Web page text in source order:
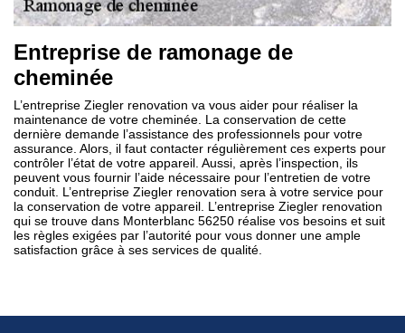
Entreprise de ramonage de
cheminée
L’entreprise Ziegler renovation va vous aider pour réaliser la
maintenance de votre cheminée. La conservation de cette
dernière demande l’assistance des professionnels pour votre
assurance. Alors, il faut contacter régulièrement ces experts pour
contrôler l’état de votre appareil. Aussi, après l’inspection, ils
peuvent vous fournir l’aide nécessaire pour l’entretien de votre
conduit. L’entreprise Ziegler renovation sera à votre service pour
la conservation de votre appareil. L’entreprise Ziegler renovation
qui se trouve dans Monterblanc 56250 réalise vos besoins et suit
les règles exigées par l’autorité pour vous donner une ample
satisfaction grâce à ses services de qualité.